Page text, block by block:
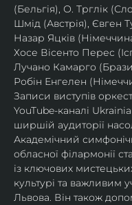
(Бельгія), О. Трглік
Шмід (Австрія), Євген
Назар Яцків
Хосе Вісенто Перес
Лучано Камарго
Робін Енгелен
Записи виступів
YouTube-каналі
ширшій аудиторії
Академічний
обласної філармонії
із ключових
культурі та важливим
Львова. Він також